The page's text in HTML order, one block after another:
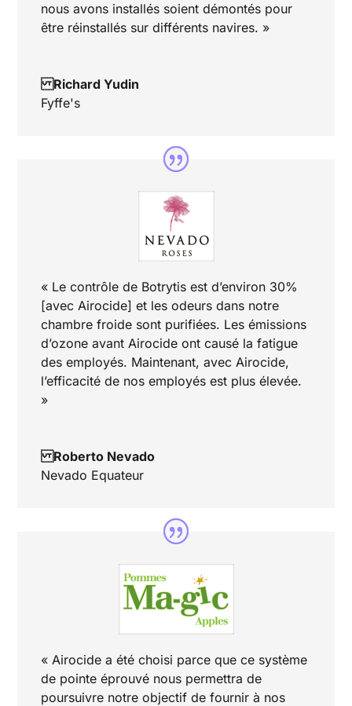
nous avons installés soient démontés pour
être réinstallés sur différents navires. »
Richard Yudin
Fyffe's
« Le contrôle de Botrytis est d’environ 30%
[avec Airocide] et les odeurs dans notre
chambre froide sont purifiées. Les émissions
d’ozone avant Airocide ont causé la fatigue
des employés. Maintenant, avec Airocide,
l’efficacité de nos employés est plus élevée.
»
Roberto Nevado
Nevado Equateur
« Airocide a été choisi parce que ce système
de pointe éprouvé nous permettra de
poursuivre notre objectif de fournir à nos